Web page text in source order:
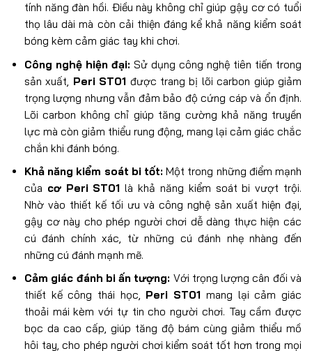
tính năng đàn hồi. Điều này không chỉ giúp gậy cơ có tuổi
thọ lâu dài mà còn cải thiện đáng kể khả năng kiểm soát
bóng kèm cảm giác tay khi chơi.
Công nghệ hiện đại: Sử dụng công nghệ tiên tiến trong
sản xuất, Peri ST01 được trang bị lõi carbon giúp giảm
trọng lượng nhưng vẫn đảm bảo độ cứng cáp và ổn định.
Lõi carbon không chỉ giúp tăng cường khả năng truyền
lực mà còn giảm thiểu rung động, mang lại cảm giác chắc
chắn khi đánh bóng.
Khả năng kiểm soát bi tốt:Một trong những điểm mạnh
của cơ Peri ST01 là khả năng kiểm soát bi vượt trội.
Nhờ vào thiết kế tối ưu và công nghệ sản xuất hiện đại,
gậy cơ này cho phép người chơi dễ dàng thực hiện các
cú đánh chính xác, từ những cú đánh nhẹ nhàng đến
những cú đánh mạnh mẽ.
Cảm giác đánh bi ấn tượng: Với trọng lượng cân đối và
thiết kế công thái học, Peri ST01 mang lại cảm giác
thoải mái kèm với tự tin cho người chơi. Tay cầm được
bọc da cao cấp, giúp tăng độ bám cùng giảm thiểu mồ
hôi tay, cho phép người chơi kiểm soát tốt hơn trong mọi